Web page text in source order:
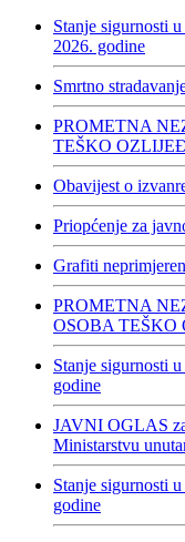
Stanje sigurnosti
2026. godine
Smrtno
PROMETNA
TEŠKO
Obavijest o
Priopćenje za
Grafiti
PROMETNA
OSOBA TEŠKO
Stanje sigurnosti
godine
JAVNI OGLAS
Ministarstvu
Stanje sigurnosti
godine